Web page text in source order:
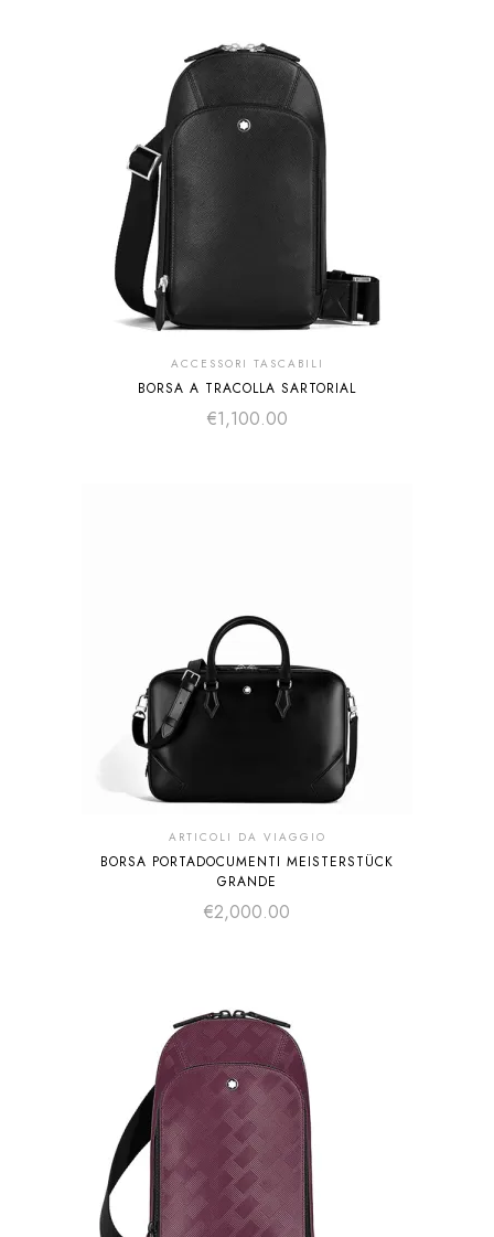
ACCESSORI TASCABILI
BORSA A TRACOLLA SARTORIAL
€1,100.00
ARTICOLI DA VIAGGIO
BORSA PORTADOCUMENTI MEISTERSTÜCK
GRANDE
€2,000.00